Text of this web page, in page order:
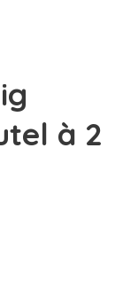
à 2